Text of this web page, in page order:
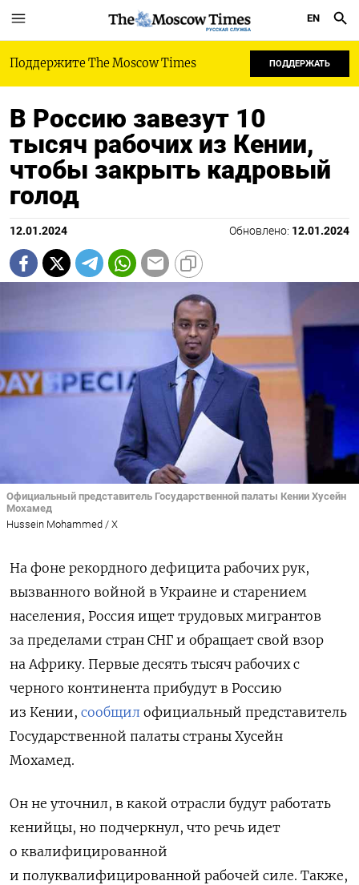
РУССКАЯ СЛУЖБА
EN
Поддержите The Moscow Times ПОДДЕРЖАТЬ
В Россию завезут 10
тысяч рабочих из Кении,
чтобы закрыть кадровый
голод
12.01.2024 Обновлено: 12.01.2024
Официальный представитель Государственной палаты Кении Хусейн
Мохамед
Hussein Mohammed / X
На фоне рекордного дефицита рабочих рук,
вызванного войной в Украине и старением
населения, Россия ищет трудовых мигрантов
за пределами стран СНГ и обращает свой взор
на Африку. Первые десять тысяч рабочих с
черного континента прибудут в Россию
из Кении, сообщил официальный представитель
Государственной палаты страны Хусейн
Мохамед.
Он не уточнил, в какой отрасли будут работать
кенийцы, но подчеркнул, что речь идет
о квалифицированной
и полуквалифицированной рабочей силе. Также,